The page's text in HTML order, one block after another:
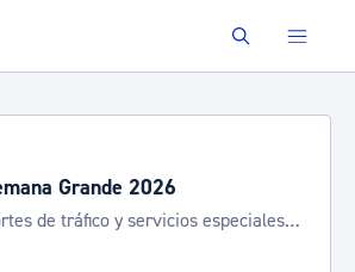
Buscar
Grande 2026
de tráfico y servicios especiales